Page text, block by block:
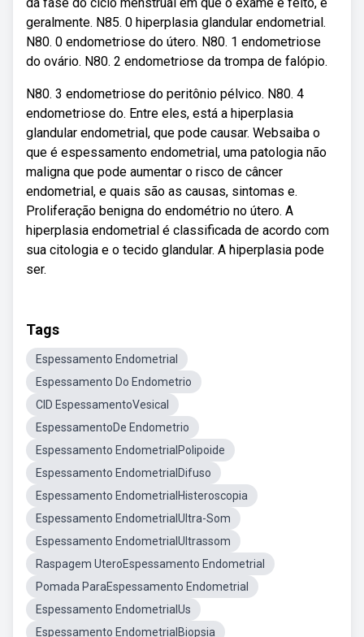
geralmente. N85. 0 hiperplasia glandular endometrial.
N80. 0 endometriose do útero. N80. 1 endometriose
do ovário. N80. 2 endometriose da trompa de falópio.
N80. 3 endometriose do peritônio pélvico. N80. 4
endometriose do. Entre eles, está a hiperplasia
glandular endometrial, que pode causar. Websaiba o
que é espessamento endometrial, uma patologia não
maligna que pode aumentar o risco de câncer
endometrial, e quais são as causas, sintomas e.
Proliferação benigna do endométrio no útero. A
hiperplasia endometrial é classificada de acordo com
sua citologia e o tecido glandular. A hiperplasia pode
ser.
Tags
Espessamento Endometrial
Espessamento Do Endometrio
CID EspessamentoVesical
EspessamentoDe Endometrio
Espessamento EndometrialPolipoide
Espessamento EndometrialDifuso
Espessamento EndometrialHisteroscopia
Espessamento EndometrialUltra-Som
Espessamento EndometrialUltrassom
Raspagem UteroEspessamento Endometrial
Pomada ParaEspessamento Endometrial
Espessamento EndometrialUs
Espessamento EndometrialBiopsia